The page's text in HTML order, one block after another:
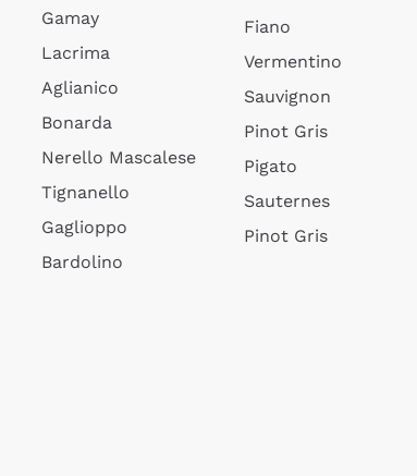
Gamay
Lacrima
Aglianico
Bonarda
Nerello Mascalese
Tignanello
Gaglioppo
Bardolino
Fiano
Vermentino
Sauvignon
Pinot Gris
Pigato
Sauternes
Pinot Gris